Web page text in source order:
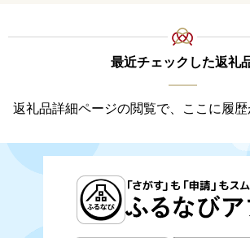
最近チェックした返礼
返礼品詳細ページの閲覧で、ここに履歴